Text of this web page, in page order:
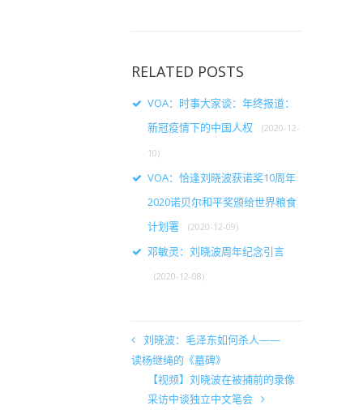
RELATED POSTS
VOA：时事大家谈：年终报道：
新冠疫情下的中国人权
(2020-12-
10)
VOA：恰逢刘晓波获诺奖10周年
2020诺贝尔和平奖颁给世界粮食
计划署
(2020-12-09)
邓敏灵：刘晓波周年纪念引言
(2020-12-08)
刘晓波：毛泽东如何杀人——
读杨继绳的《墓碑》
【视频】刘晓波在被捕前的录像
采访中谈独立中文笔会